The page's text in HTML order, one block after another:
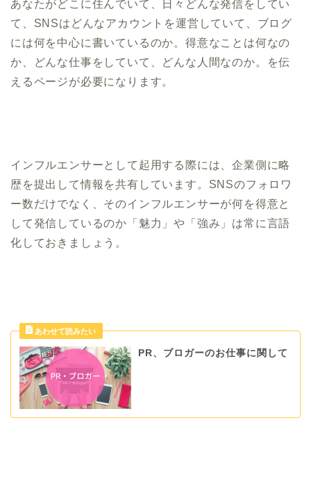
あなたがどこに住んでいて、日々どんな発信をしてい
て、SNSはどんなアカウントを運営していて、ブログ
には何を中心に書いているのか。得意なことは何なの
か、どんな仕事をしていて、どんな人間なのか。を伝
えるページが必要になります。
インフルエンサーとして起用する際には、企業側に略
歴を提出して情報を共有しています。SNSのフォロワ
ー数だけでなく、そのインフルエンサーが何を得意と
して発信しているのか「魅力」や「強み」は常に言語
化しておきましょう。
PR、ブロガーのお仕事に関して